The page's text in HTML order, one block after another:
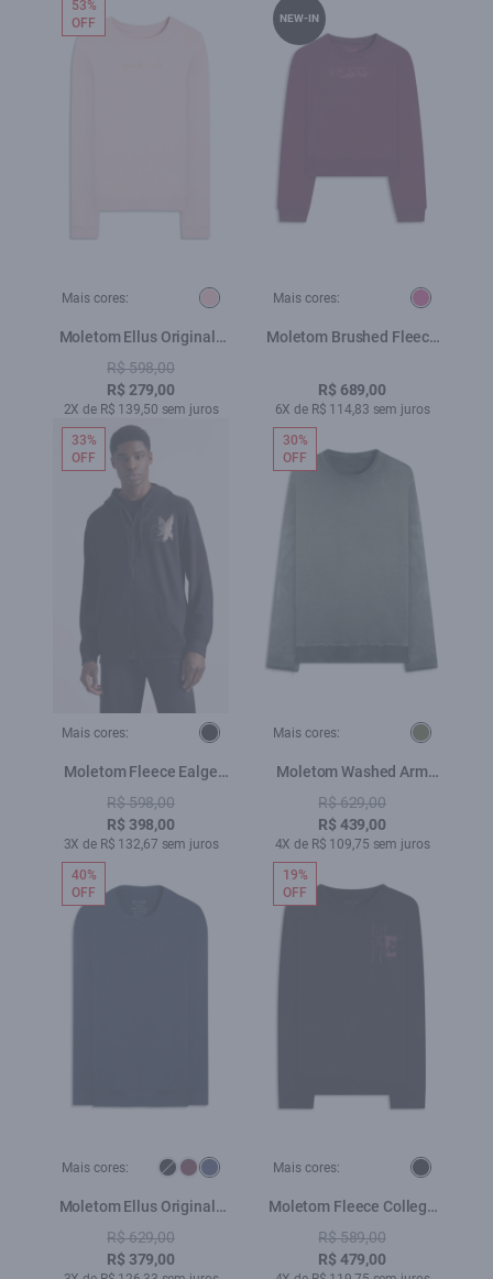
Mais cores:
Moletom Ellus Originals
Edgy Gd Blush
R$ 598,00
R$ 279,00
2X de R$ 139,50 sem juros
53%
OFF
Mais cores:
Moletom Brushed Fleece
R$ 689,00
6X de R$ 114,83 sem juros
NEW-IN
Mais cores:
Moletom Fleece Ealge
Preto
R$ 598,00
R$ 398,00
3X de R$ 132,67 sem juros
33%
OFF
Mais cores:
Moletom Washed Arm
Musgo
R$ 629,00
R$ 439,00
4X de R$ 109,75 sem juros
30%
OFF
Mais cores:
Moletom Ellus Originals
Careca Dark Navy
R$ 629,00
R$ 379,00
40%
OFF
Mais cores:
Moletom Fleece College
Preto
R$ 589,00
R$ 479,00
19%
OFF